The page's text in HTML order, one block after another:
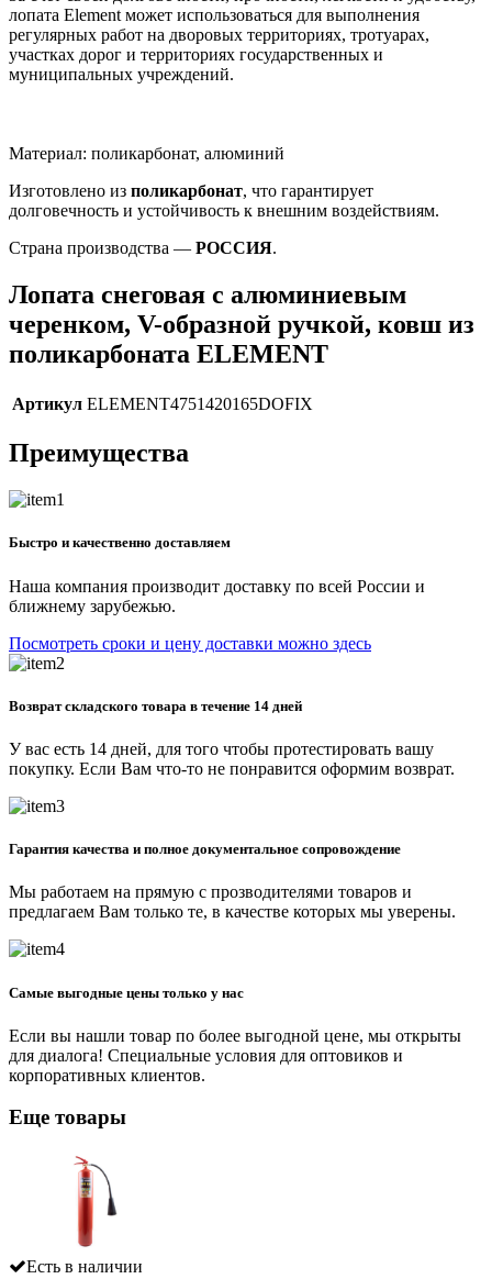
лопата Element может использоваться для выполнения
регулярных работ на дворовых территориях, тротуарах,
участках дорог и территориях государственных и
муниципальных учреждений.
Материал: поликарбонат, алюминий
Изготовлено из поликарбонат, что гарантирует
долговечность и устойчивость к внешним воздействиям.
Страна производства — РОССИЯ.
Лопата снеговая с алюминиевым
черенком, V-образной ручкой, ковш из
поликарбоната ELEMENT
Артикул ELEMENT4751420165DOFIX
Преимущества
Быстро и качественно доставляем
Наша компания производит доставку по всей России и
ближнему зарубежью.
Посмотреть сроки и цену доставки можно здесь
Возврат складского товара в течение 14 дней
У вас есть 14 дней, для того чтобы протестировать вашу
покупку. Если Вам что-то не понравится оформим возврат.
Гарантия качества и полное документальное сопровождение
Мы работаем на прямую с прозводителями товаров и
предлагаем Вам только те, в качестве которых мы уверены.
Самые выгодные цены только у нас
Если вы нашли товар по более выгодной цене, мы открыты
для диалога! Специальные условия для оптовиков и
корпоративных клиентов.
Еще товары
Есть в наличии